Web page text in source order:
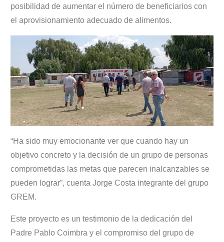
posibilidad de aumentar el número de beneficiarios con
el aprovisionamiento adecuado de alimentos.
“Ha sido muy emocionante ver que cuando hay un
objetivo concreto y la decisión de un grupo de personas
comprometidas las metas que parecen inalcanzables se
pueden lograr”, cuenta Jorge Costa integrante del grupo
GREM.
Este proyecto es un testimonio de la dedicación del
Padre Pablo Coimbra y el compromiso del grupo de